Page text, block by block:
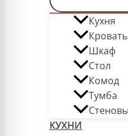
Кухня
Кровать
Шкаф
Стол
Комод
Тумба
КУХНИ